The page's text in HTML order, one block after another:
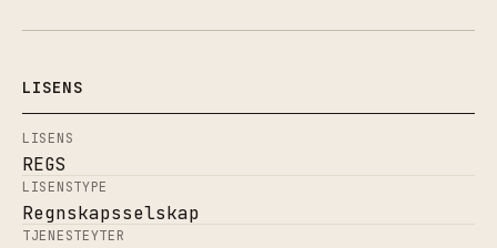
LISENS
LISENS
REGS
LISENSTYPE
Regnskapsselskap
TJENESTEYTER